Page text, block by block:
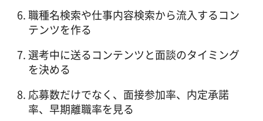
職種名検索や仕事内容検索から流入するコン
テンツを作る
選考中に送るコンテンツと面談のタイミング
を決める
応募数だけでなく、面接参加率、内定承諾
率、早期離職率を見る